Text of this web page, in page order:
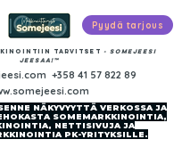
tarvitset -​ SOMEJEESI
JEESAA!™
+358 41 57 822 89
NÄKYVYYTTÄ VERKOSSA JA
SOMEMARKKINOINTIA,
NETTISIVUJA JA
PK-YRITYKSILLE.
Pyydä tarjous